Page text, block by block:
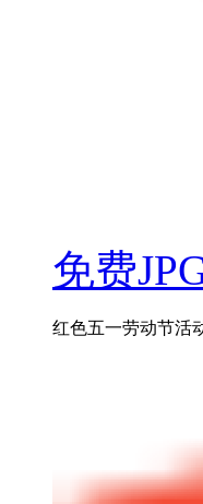
免费
红色五一劳动节活